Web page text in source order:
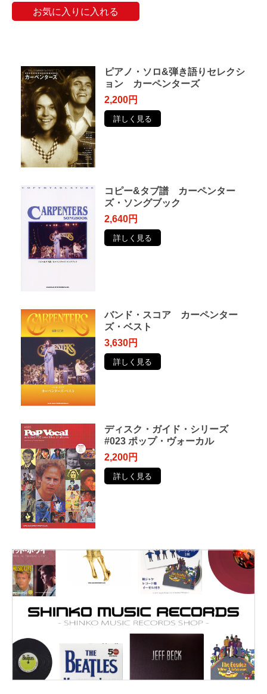
お気に入りに入れる
ピアノ・ソロ&弾き語りセレクシ
ョン カーペンターズ
2,200円
詳しく見る
コピー&タブ譜 カーペンター
ズ・ソングブック
2,640円
詳しく見る
バンド・スコア カーペンター
ズ・ベスト
3,630円
詳しく見る
ディスク・ガイド・シリーズ
#023 ポップ・ヴォーカル
2,200円
詳しく見る